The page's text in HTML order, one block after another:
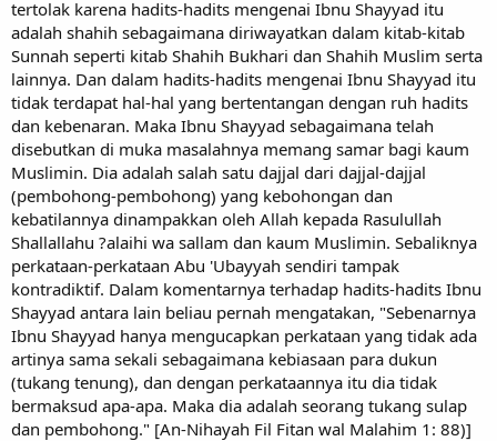
tertolak karena hadits-hadits mengenai Ibnu Shayyad itu
adalah shahih sebagaimana diriwayatkan dalam kitab-kitab
Sunnah seperti kitab Shahih Bukhari dan Shahih Muslim serta
lainnya. Dan dalam hadits-hadits mengenai Ibnu Shayyad itu
tidak terdapat hal-hal yang bertentangan dengan ruh hadits
dan kebenaran. Maka Ibnu Shayyad sebagaimana telah
disebutkan di muka masalahnya memang samar bagi kaum
Muslimin. Dia adalah salah satu dajjal dari dajjal-dajjal
(pembohong-pembohong) yang kebohongan dan
kebatilannya dinampakkan oleh Allah kepada Rasulullah
Shallallahu ?alaihi wa sallam dan kaum Muslimin. Sebaliknya
perkataan-perkataan Abu 'Ubayyah sendiri tampak
kontradiktif. Dalam komentarnya terhadap hadits-hadits Ibnu
Shayyad antara lain beliau pernah mengatakan, "Sebenarnya
Ibnu Shayyad hanya mengucapkan perkataan yang tidak ada
artinya sama sekali sebagaimana kebiasaan para dukun
(tukang tenung), dan dengan perkataannya itu dia tidak
bermaksud apa-apa. Maka dia adalah seorang tukang sulap
dan pembohong." [An-Nihayah Fil Fitan wal Malahim 1: 88)]